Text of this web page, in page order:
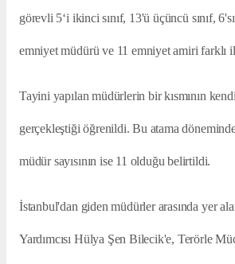
görevli 5‘i ikinci sınıf, 13'ü üçüncü sınıf,
emniyet müdürü ve 11 emniyet amiri farklı
Tayini yapılan müdürlerin bir kısmının
gerçekleştiği öğrenildi. Bu atama
müdür sayısının ise 11 olduğu belirtildi.
İstanbul'dan giden müdürler arasında yer
Yardımcısı Hülya Şen Bilecik'e, Terörle